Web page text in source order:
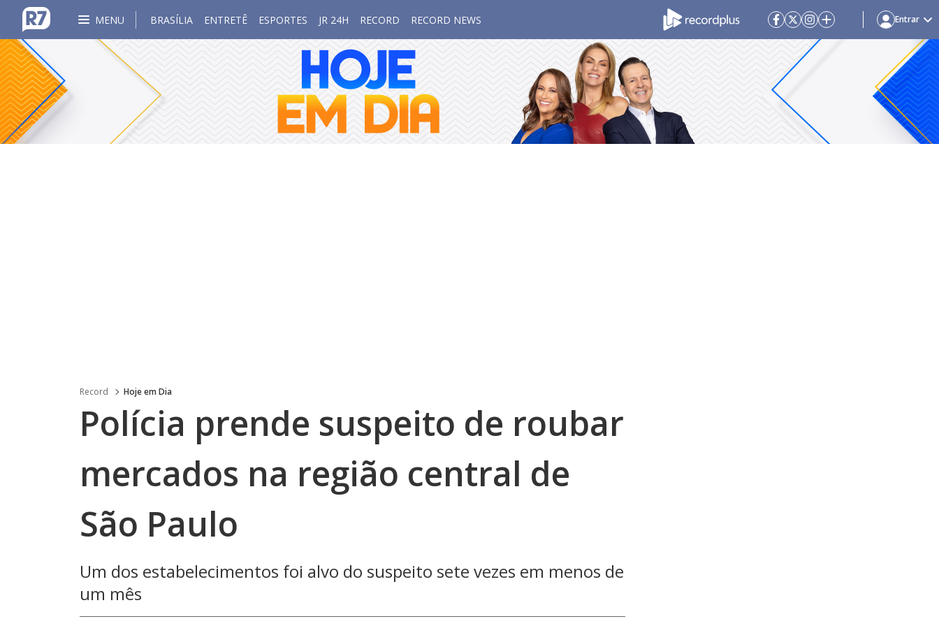
MENU BRASÍLIA ENTRETÊ ESPORTES JR 24H RECORD RECORD NEWS Entrar
Record Hoje em Dia
Polícia prende suspeito de roubar
mercados na região central de
São Paulo
Um dos estabelecimentos foi alvo do suspeito sete vezes em menos de
um mês